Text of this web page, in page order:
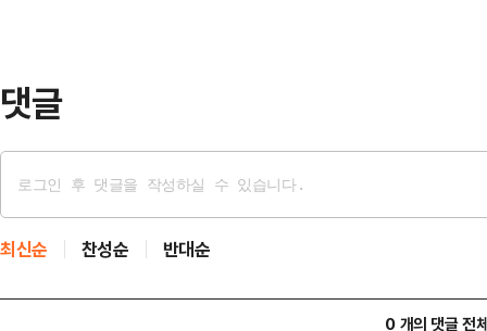
댓글
최신순 찬성순 반대순
0 개의 댓글 전